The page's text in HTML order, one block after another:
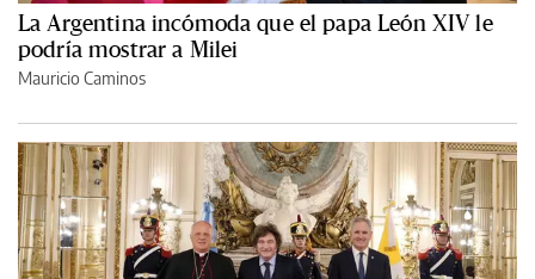
La Argentina incómoda que el papa León XIV le
podría mostrar a Milei
Mauricio Caminos